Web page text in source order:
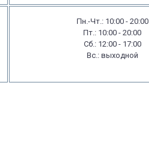
Пн.-Чт.: 10:00 - 20:00
Пт.: 10:00 - 20:00
Сб.: 12:00 - 17:00
Вс.: выходной